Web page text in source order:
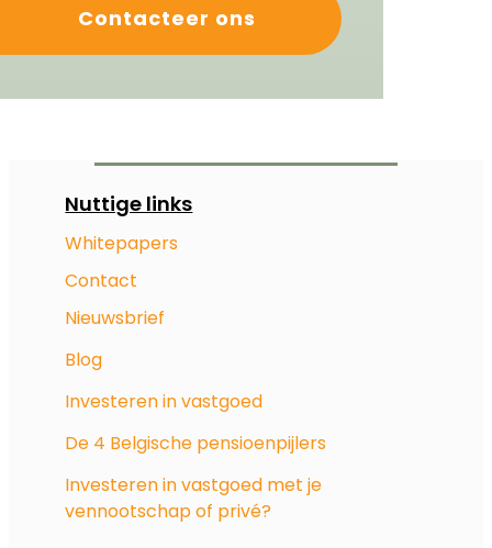
Contacteer ons
Nuttige links
Whitepapers
Contact
Nieuwsbrief
Blog
Investeren in vastgoed
De 4 Belgische pensioenpijlers
Investeren in vastgoed met je
vennootschap of privé?